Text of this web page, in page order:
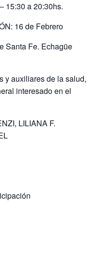
15:30 a 20:30hs.
16 de Febrero
Santa Fe. Echagüe
y auxiliares de la salud,
interesado en el
LILIANA F.